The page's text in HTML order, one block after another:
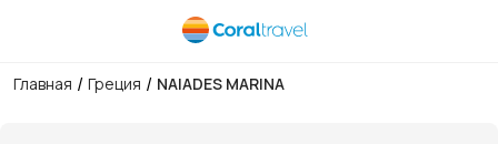
Главная / Греция / NAIADES MARINA